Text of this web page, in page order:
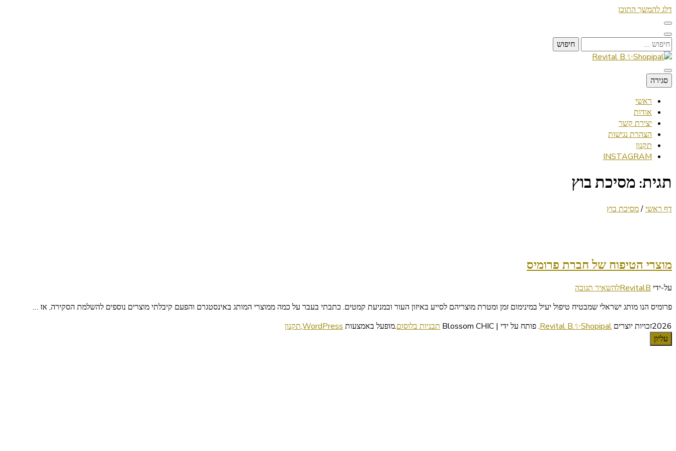
דלג להמשך התוכן
חיפוש:
Revital B.✨Shopipal
Lifestyle ✦ Beauty ✦ Vegan ✦ Travel
סגירה
ראשי
אודות
יצירת קשר
הצהרת נגישות
תקנון
INSTAGRAM
תגית: מסיכת בוץ
דף ראשי/מסיכת בוץ
מוצרי הטיפוח של חברת פרומיס
על-ידי RevitalBלהשאיר תגובהבנושא
הטיפוח
של
חברת
פרומיס הנו מותג ישראלי שמבטיח טיפול יעיל במינימום זמן ומטרת מוצריהם לסייע באיזון העור ובמניעת קמטים. כתבתי בעבר על כמה ממוצרי המותג באינסטגרם והפעם קיבלתי מוצרים נוספים להשלמת הסקירה, אז …
2026זכויות יוצרים
Revital B.✨Shopipal
.פותח על ידי | Blossom CHIC תבניות בלוסום.מופעל באמצעות WordPress
.תקנון
עליון